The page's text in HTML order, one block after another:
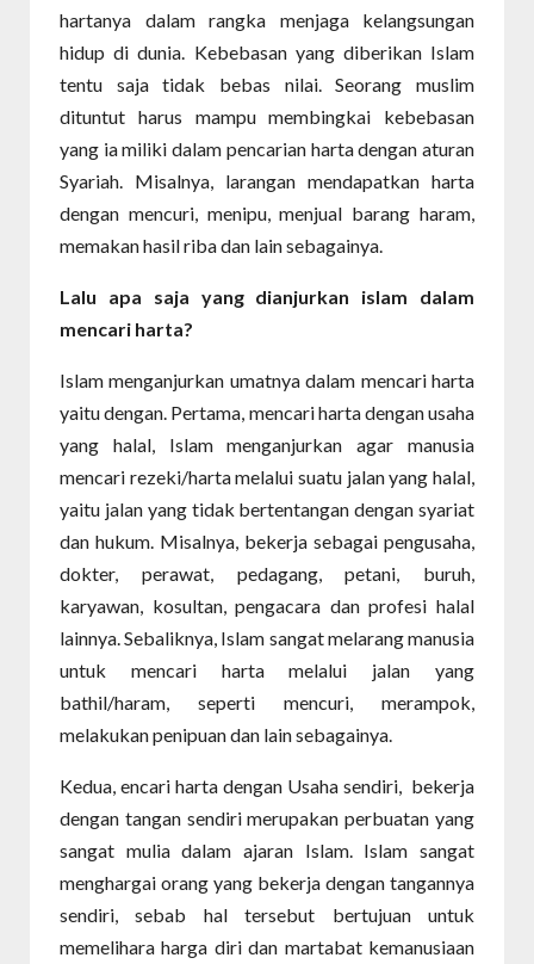
hartanya dalam rangka menjaga kelangsungan
hidup di dunia. Kebebasan yang diberikan Islam
tentu saja tidak bebas nilai. Seorang muslim
dituntut harus mampu membingkai kebebasan
yang ia miliki dalam pencarian harta dengan aturan
Syariah. Misalnya, larangan mendapatkan harta
dengan mencuri, menipu, menjual barang haram,
memakan hasil riba dan lain sebagainya.
Lalu apa saja yang dianjurkan islam dalam
mencari harta?
Islam menganjurkan umatnya dalam mencari harta
yaitu dengan. Pertama, mencari harta dengan usaha
yang halal, Islam menganjurkan agar manusia
mencari rezeki/harta melalui suatu jalan yang halal,
yaitu jalan yang tidak bertentangan dengan syariat
dan hukum. Misalnya, bekerja sebagai pengusaha,
dokter, perawat, pedagang, petani, buruh,
karyawan, kosultan, pengacara dan profesi halal
lainnya. Sebaliknya, Islam sangat melarang manusia
untuk mencari harta melalui jalan yang
bathil/haram, seperti mencuri, merampok,
melakukan penipuan dan lain sebagainya.
Kedua, encari harta dengan Usaha sendiri, bekerja
dengan tangan sendiri merupakan perbuatan yang
sangat mulia dalam ajaran Islam. Islam sangat
menghargai orang yang bekerja dengan tangannya
sendiri, sebab hal tersebut bertujuan untuk
memelihara harga diri dan martabat kemanusiaan